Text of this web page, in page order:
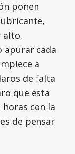
ponen
alto.
apurar cada
a
de falta
que esta
con la
de pensar